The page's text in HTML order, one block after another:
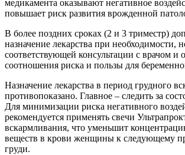
медикамента оказывают негативное
повышает риск развития врожденной
В более поздних сроках (2 и 3 триместр)
назначение лекарства при необходимости,
соответствующей консультации с врачом и
соотношения риска и пользы для
Назначение лекарства в период грудного
противопоказано. Главное – следить за
Для минимизации риска негативного
рекомендуется применять свечи
вскармливания, что уменьшит
веществ в крови женщины к следующему
груди.